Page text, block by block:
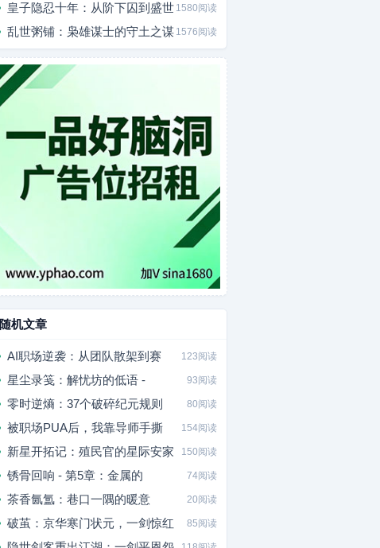
皇子隐忍十年：从阶下囚到盛世 1580阅读
乱世粥铺：枭雄谋士的守土之谋 1576阅读
随机文章
AI职场逆袭：从团队散架到赛 123阅读
星尘录笺：解忧坊的低语 - 93阅读
零时逆熵：37个破碎纪元规则 80阅读
被职场PUA后，我靠导师手撕 154阅读
新星开拓记：殖民官的星际安家 150阅读
锈骨回响 - 第5章：金属的 74阅读
茶香氤氲：巷口一隅的暖意 20阅读
破茧：京华寒门状元，一剑惊红 85阅读